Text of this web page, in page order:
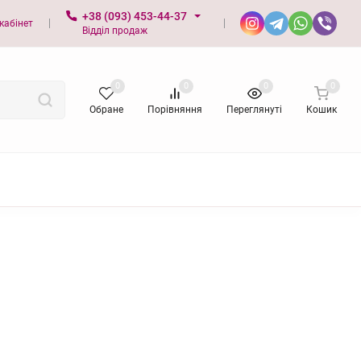
+38 (093) 453-44-37
Відділ продаж
Обране
0
Порівняння
0
Переглянуті
0
Кошик
0